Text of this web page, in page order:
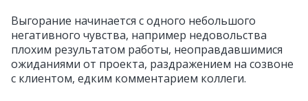
Выгорание начинается с одного небольшого
негативного чувства, например недовольства
плохим результатом работы, неоправдавшимися
ожиданиями от проекта, раздражением на созвоне
с клиентом, едким комментарием коллеги.